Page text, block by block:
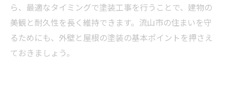
ら、最適なタイミングで塗装工事を行うことで、建物の
美観と耐久性を長く維持できます。流山市の住まいを守
るためにも、外壁と屋根の塗装の基本ポイントを押さえ
ておきましょう。